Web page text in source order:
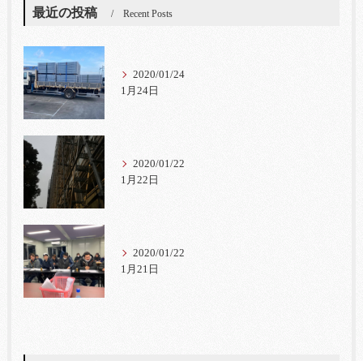
最近の投稿 Recent Posts
2020/01/24
1月24日
2020/01/22
1月22日
2020/01/22
1月21日